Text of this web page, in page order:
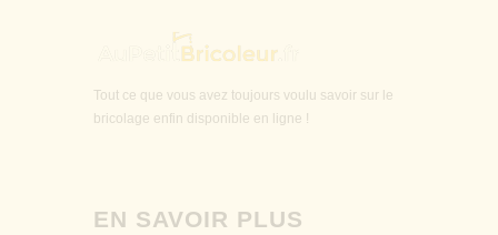
Tout ce que vous avez toujours voulu savoir sur le
bricolage enfin disponible en ligne !
EN SAVOIR PLUS